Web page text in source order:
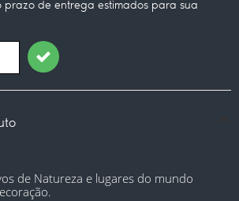
prazo de entrega estimados para sua
de Natureza e lugares do mundo